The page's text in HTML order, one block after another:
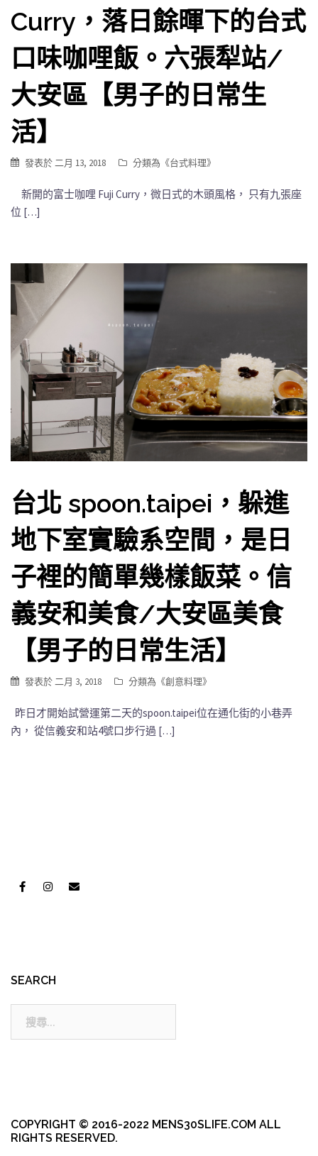
Curry，落日餘暉下的台式
口味咖哩飯。六張犁站/
大安區【男子的日常生
活】
發表於二月 13, 2018 分類為《台式料理》
新開的富士咖哩 Fuji Curry，微日式的木頭風格， 只有九張座
位 […]
台北 spoon.taipei，躲進
地下室實驗系空間，是日
子裡的簡單幾樣飯菜。信
義安和美食/大安區美食
【男子的日常生活】
發表於二月 3, 2018 分類為《創意料理》
昨日才開始試營運第二天的spoon.taipei位在通化街的小巷弄
內， 從信義安和站4號口步行過 […]
SEARCH
COPYRIGHT © 2016-2022 MENS30SLIFE.COM ALL
RIGHTS RESERVED.